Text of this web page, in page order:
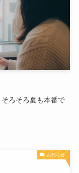
ろそろ夏も本番で
お知らせ